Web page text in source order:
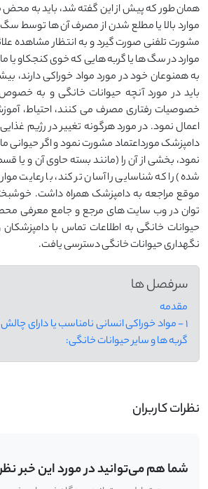
همان طور که پیش از این گفته شد، باید به
موارد بالا یا مطلع شدن از مصرف آن ها توسط
مشورت تلفنی صورت گیرد و به انتظار مشاهده
موارد در سگ ها یا گربه هایی که خوی کنجکاو یا
به همنوعان خود در مورد مواد خوراکی دارند،
باید در مورد آنچه حیوانات خانگی و به خصوص
خصوصیات رفتاری مصرف می کنند، احتیاط،
اعمال نمود. در مورد هرگونه تغییر در رژیم
دامپزشک مورداعتماد مشورت نمود و اگر حیوانی
نمود، بخشی از آن را (مانند بسته حاوی آن و یا
شده) را که شناسایی را آسان تر کند، با رعایت
موقع مراجعه به دامپزشک همراه داشت.
توان در وب سایت های مرجع و جامع معرفی
حیوانات خانگی به اطلاعات تماس با
نگهداری حیوانات خانگی دسترسی یافت.
سرفصل ها
مقدمه
1 - مواد خوراکی انسانی نامناسب یا دارای
گربه ها و سایر حیوانات خانگی:
نظرات کاربران
شما هم می‌توانید در مورد این خبر